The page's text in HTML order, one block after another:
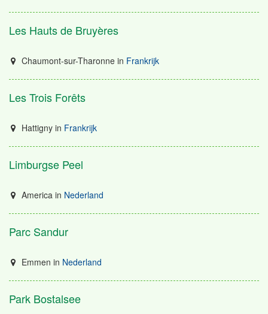
Les Hauts de Bruyères
Chaumont-sur-Tharonnein Frankrijk
Les Trois Forêts
Hattignyin Frankrijk
Limburgse Peel
Americain Nederland
Parc Sandur
Emmen in Nederland
Park Bostalsee